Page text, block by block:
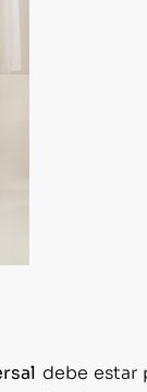
debe estar